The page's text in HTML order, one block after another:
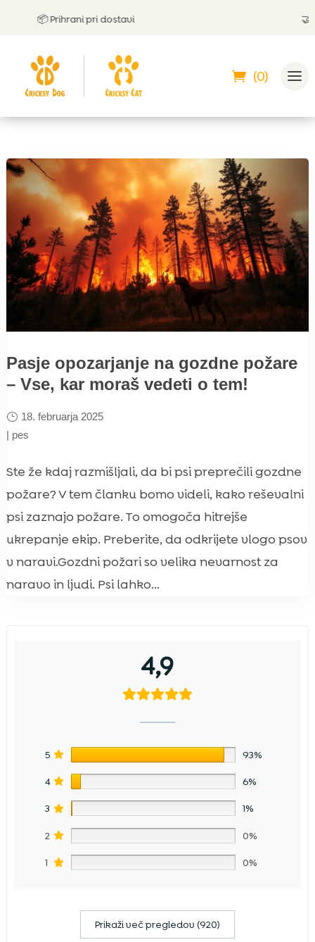
📦 Prihrani pri dostavi
(0)
Pasje opozarjanje na gozdne požare
– Vse, kar moraš vedeti o tem!
18. februarja 2025
| pes
Ste že kdaj razmišljali, da bi psi preprečili gozdne
požare? V tem članku bomo videli, kako reševalni
psi zaznajo požare. To omogoča hitrejše
ukrepanje ekip. Preberite, da odkrijete vlogo psov
v naravi.Gozdni požari so velika nevarnost za
naravo in ljudi. Psi lahko...
4,9
5 93%
4 6%
3 1%
2 0%
1 0%
Prikaži več pregledov (920)